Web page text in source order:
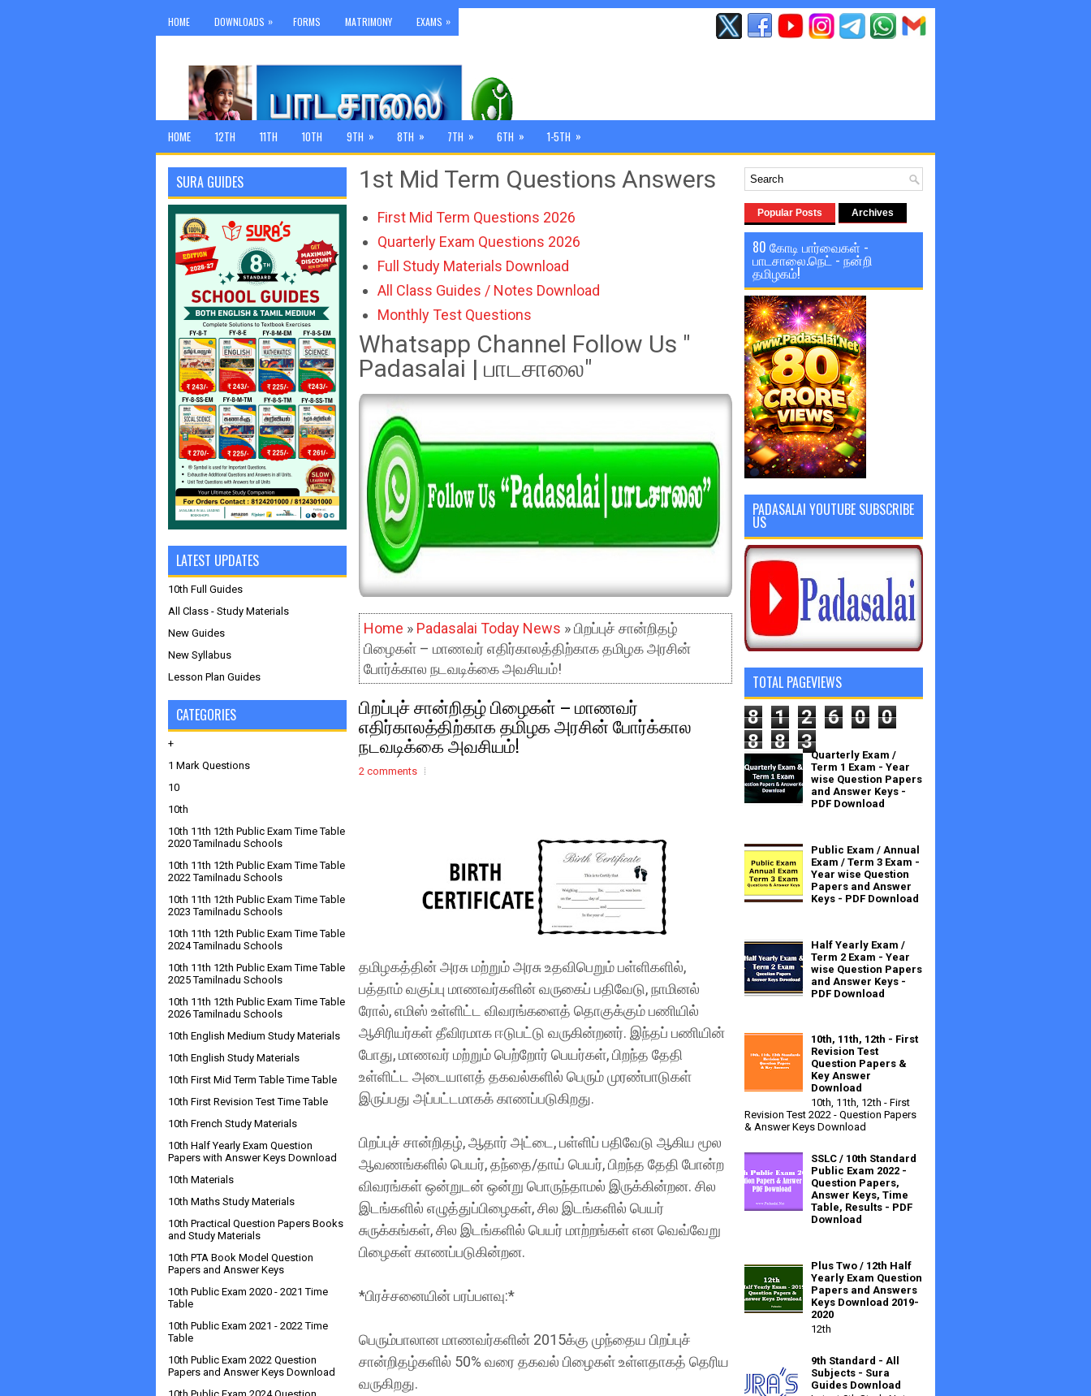
HOME DOWNLOADS » FORMS MATRIMONY EXAMS »
HOME 12TH 11TH 10TH 9TH » 8TH » 7TH » 6TH » 1-5TH »
1st Mid Term Questions Answers
First Mid Term Questions 2026
Quarterly Exam Questions 2026
Full Study Materials Download
All Class Guides / Notes Download
Monthly Test Questions
Whatsapp Channel Follow Us "
Padasalai | பாடசாலை"
Home » Padasalai Today News » பிறப்புச் சான்றிதழ்
பிழைகள் – மாணவர் எதிர்காலத்திற்காக தமிழக அரசின்
போர்க்கால நடவடிக்கை அவசியம்!
பிறப்புச் சான்றிதழ் பிழைகள் – மாணவர்
எதிர்காலத்திற்காக தமிழக அரசின் போர்க்கால
நடவடிக்கை அவசியம்!
2 comments
தமிழகத்தின் அரசு மற்றும் அரசு உதவிபெறும் பள்ளிகளில்,
பத்தாம் வகுப்பு மாணவர்களின் வருகைப் பதிவேடு, நாமினல்
ரோல், எமிஸ் உள்ளிட்ட விவரங்களைத் தொகுக்கும் பணியில்
ஆசிரியர்கள் தீவிரமாக ஈடுபட்டு வருகின்றனர். இந்தப் பணியின்
போது, மாணவர் மற்றும் பெற்றோர் பெயர்கள், பிறந்த தேதி
உள்ளிட்ட அடையாளத் தகவல்களில் பெரும் முரண்பாடுகள்
இருப்பது அப்பட்டமாகக் காணப்படுகிறது.
பிறப்புச் சான்றிதழ், ஆதார் அட்டை, பள்ளிப் பதிவேடு ஆகிய மூல
ஆவணங்களில் பெயர், தந்தை/தாய் பெயர், பிறந்த தேதி போன்ற
விவரங்கள் ஒன்றுடன் ஒன்று பொருந்தாமல் இருக்கின்றன. சில
இடங்களில் எழுத்துப்பிழைகள், சில இடங்களில் பெயர்
சுருக்கங்கள், சில இடங்களில் பெயர் மாற்றங்கள் என வெவ்வேறு
பிழைகள் காணப்படுகின்றன.
*பிரச்சனையின் பரப்பளவு:*
பெரும்பாலான மாணவர்களின் 2015க்கு முந்தைய பிறப்புச்
சான்றிதழ்களில் 50% வரை தகவல் பிழைகள் உள்ளதாகத் தெரிய
வருகிறது.
SURA GUIDES
LATEST UPDATES
10th Full Guides
All Class - Study Materials
New Guides
New Syllabus
Lesson Plan Guides
CATEGORIES
+
1 Mark Questions
10
10th
10th 11th 12th Public Exam Time Table
2020 Tamilnadu Schools
10th 11th 12th Public Exam Time Table
2022 Tamilnadu Schools
10th 11th 12th Public Exam Time Table
2023 Tamilnadu Schools
10th 11th 12th Public Exam Time Table
2024 Tamilnadu Schools
10th 11th 12th Public Exam Time Table
2025 Tamilnadu Schools
10th 11th 12th Public Exam Time Table
2026 Tamilnadu Schools
10th English Medium Study Materials
10th English Study Materials
10th First Mid Term Table Time Table
10th First Revision Test Time Table
10th French Study Materials
10th Half Yearly Exam Question
Papers with Answer Keys Download
10th Materials
10th Maths Study Materials
10th Practical Question Papers Books
and Study Materials
10th PTA Book Model Question
Papers and Answer Keys
10th Public Exam 2020 - 2021 Time
Table
10th Public Exam 2021 - 2022 Time
Table
10th Public Exam 2022 Question
Papers and Answer Keys Download
Popular Posts Archives
80 கோடி பார்வைகள் -
பாடசாலை.நெட் - நன்றி
தமிழகம்!
PADASALAI YOUTUBE SUBSCRIBE
US
TOTAL PAGEVIEWS
8 1 2 6 0
0
8
8 3
Quarterly Exam /
Term 1 Exam - Year
wise Question Papers
and Answer Keys -
PDF Download
Public Exam / Annual
Exam / Term 3 Exam -
Year wise Question
Papers and Answer
Keys - PDF Download
Half Yearly Exam /
Term 2 Exam - Year
wise Question Papers
and Answer Keys -
PDF Download
10th, 11th, 12th - First
Revision Test
Question Papers &
Key Answer
Download
10th, 11th, 12th - First
Revision Test 2022 - Question Papers
& Answer Keys Download
SSLC / 10th Standard
Public Exam 2022 -
Question Papers,
Answer Keys, Time
Table, Results - PDF
Download
Plus Two / 12th Half
Yearly Exam Question
Papers and Answers
Keys Download 2019-
2020
12th
9th Standard - All
Subjects - Sura
Guides Download